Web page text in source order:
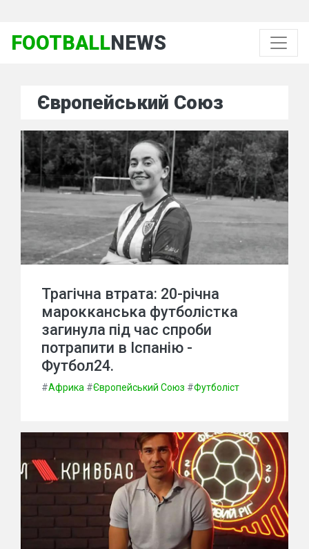
FOOTBALLNEWS
Європейський Союз
Трагічна втрата: 20-річна
марокканська футболістка
загинула під час спроби
потрапити в Іспанію -
Футбол24.
#Африка #Європейський Союз #Футболіст